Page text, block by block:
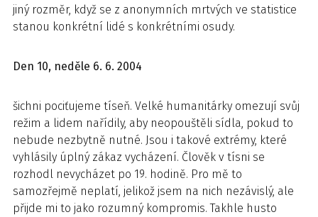
jiný rozměr, když se z anonymních mrtvých ve statistice
stanou konkrétní lidé s konkrétními osudy.
Den 10, neděle 6. 6. 2004
šichni pociťujeme tíseň. Velké humanitárky omezují svůj
režim a lidem nařídily, aby neopouštěli sídla, pokud to
nebude nezbytně nutné. Jsou i takové extrémy, které
vyhlásily úplný zákaz vycházení. Člověk v tísni se
rozhodl nevycházet po 19. hodině. Pro mě to
samozřejmě neplatí, jelikož jsem na nich nezávislý, ale
přijde mi to jako rozumný kompromis. Takhle husto